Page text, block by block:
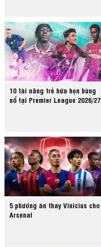
10 tài năng trẻ hứa hẹn bùng
nổ tại Premier League 2026/27
5 phương án thay Vinicius cho
Arsenal